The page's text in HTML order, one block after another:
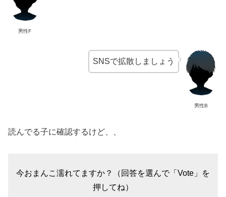
男性F
男性B
SNSで拡散しましょう
読んでる子に確認するけど、、
今おまんこ濡れてますか？（回答を選んで「Vote」を
押してね）